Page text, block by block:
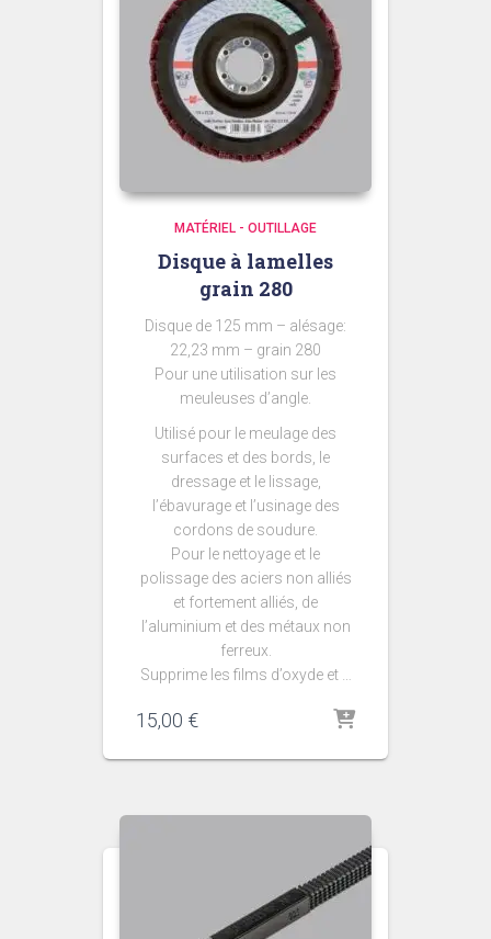
MATÉRIEL - OUTILLAGE
Disque à lamelles
grain 280
Disque de 125 mm – alésage:
22,23 mm – grain 280
Pour une utilisation sur les
meuleuses d’angle.
Utilisé pour le meulage des
surfaces et des bords, le
dressage et le lissage,
l’ébavurage et l’usinage des
cordons de soudure.
Pour le nettoyage et le
polissage des aciers non alliés
et fortement alliés, de
l’aluminium et des métaux non
ferreux.
Supprime les films d’oxyde et …
15,00 €